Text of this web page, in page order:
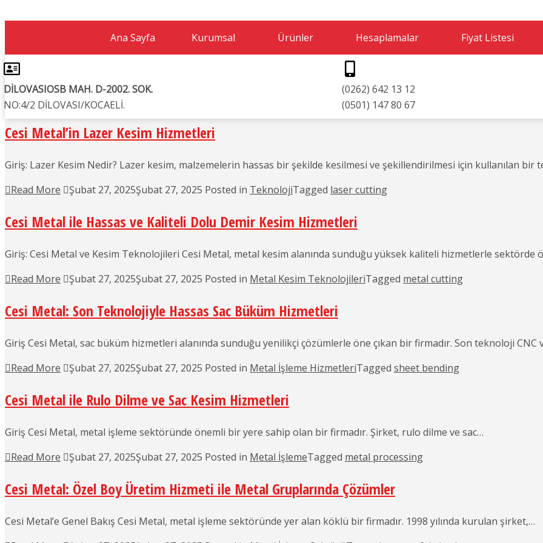
Ana Sayfa Kurumsal Ürünler Hesaplamalar Fiyat Listesi
DİLOVASIOSB MAH. D-2002. SOK.
NO:4/2 DİLOVASI/KOCAELİ.
(0262) 642 13 12
(0501) 147 80 67
tarkannsuer@gmail.com
cesimetal.com
Articles by: tarkannsuer@gmail.com
Cesi Metal’in Lazer Kesim Hizmetleri
Giriş: Lazer Kesim Nedir? Lazer kesim, malzemelerin hassas bir şekilde kesilmesi ve şekillendirilmesi için kullanılan bir
Read More
Şubat 27, 2025Şubat 27, 2025 Posted in TeknolojiTagged laser cutting
Cesi Metal ile Hassas ve Kaliteli Dolu Demir Kesim Hizmetleri
Giriş: Cesi Metal ve Kesim Teknolojileri Cesi Metal, metal kesim alanında sunduğu yüksek kaliteli hizmetlerle sektörde
Read More
Şubat 27, 2025Şubat 27, 2025 Posted in Metal Kesim TeknolojileriTagged metal cutting
Cesi Metal: Son Teknolojiyle Hassas Sac Büküm Hizmetleri
Giriş Cesi Metal, sac büküm hizmetleri alanında sunduğu yenilikçi çözümlerle öne çıkan bir firmadır. Son teknoloji CNC
Read More
Şubat 27, 2025Şubat 27, 2025 Posted in Metal İşleme HizmetleriTagged sheet bending
Cesi Metal ile Rulo Dilme ve Sac Kesim Hizmetleri
Giriş Cesi Metal, metal işleme sektöründe önemli bir yere sahip olan bir firmadır. Şirket, rulo dilme ve sac…
Read More
Şubat 27, 2025Şubat 27, 2025 Posted in Metal İşlemeTagged metal processing
Cesi Metal: Özel Boy Üretim Hizmeti ile Metal Gruplarında Çözümler
Cesi Metal’e Genel Bakış Cesi Metal, metal işleme sektöründe yer alan köklü bir firmadır. 1998 yılında kurulan şirket,…